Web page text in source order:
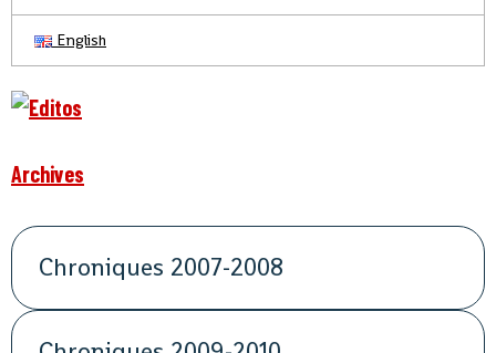
English
Archives
Chroniques 2007-2008